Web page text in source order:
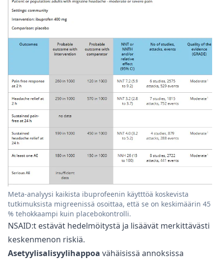
Meta-analyysi kaikista ibuprofeenin käytttöä koskevista
tutkimuksista migreenissä osoittaa, että se on keskimäärin 45
% tehokkaampi kuin placebokontrolli.
NSAID:t estävät hedelmöitystä ja lisäävät merkittävästi
keskenmenon riskiä.
Asetyylisalisyylihappoa vähäisissä annoksissa